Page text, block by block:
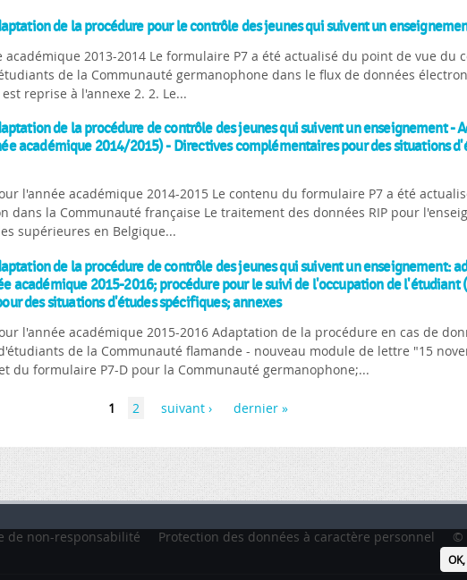
de la procédure pour le contrôle des jeunes qui suivent un
2013-2014 Le formulaire P7 a été actualisé du point de vue du
de la Communauté germanophone dans le flux de données
reprise à l'annexe 2. 2. Le...
de la procédure de contrôle des jeunes qui suivent un enseignement -
académique 2014/2015) - Directives complémentaires pour des situations
l'année académique 2014-2015 Le contenu du formulaire P7 a été
dans la Communauté française Le traitement des données RIP pour
supérieures en Belgique...
de la procédure de contrôle des jeunes qui suivent un enseignement:
académique 2015-2016; procédure pour le suivi de l'occupation de l'étudiant
des situations d'études spécifiques; annexes
l'année académique 2015-2016 Adaptation de la procédure en cas de
de la Communauté flamande - nouveau module de lettre "15
du formulaire P7-D pour la Communauté germanophone;...
1 2 suivant › dernier »
de non-responsabilité Protection des données à caractère personnel ©